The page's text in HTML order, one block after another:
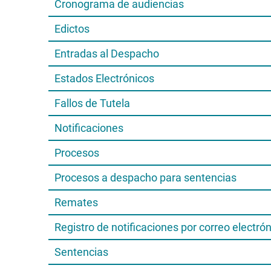
Cronograma de audiencias
Edictos
Entradas al Despacho
Estados Electrónicos
Fallos de Tutela
Notificaciones
Procesos
Procesos a despacho para sentencias
Remates
Registro de notificaciones por correo
Sentencias